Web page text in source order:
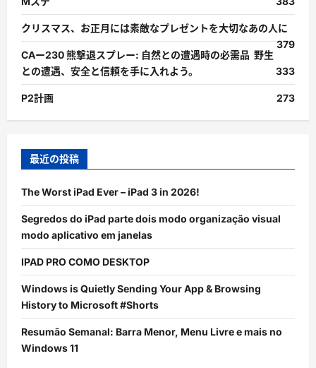
クリスマス、お正月には素敵なプレゼントを大切なあの人に
379
CAー230 熊撃退スプレー: 自然との遭遇時の必需品 野生
との遭遇、安全と信頼を手に入れよう。
333
P2計画 273
最近の投稿
The Worst iPad Ever – iPad 3 in 2026!
Segredos do iPad parte dois modo organização visual
modo aplicativo em janelas
IPAD PRO COMO DESKTOP
Windows is Quietly Sending Your App & Browsing
History to Microsoft #Shorts
Resumão Semanal: Barra Menor, Menu Livre e mais no
Windows 11